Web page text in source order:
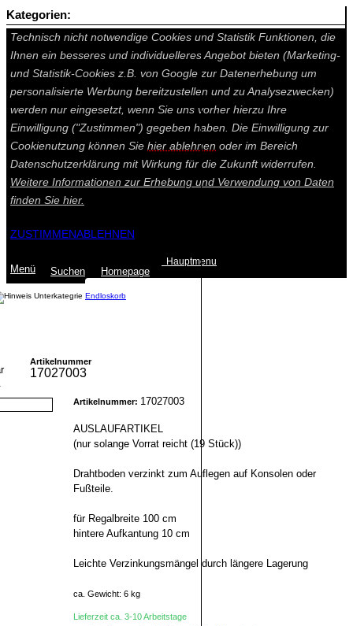
Auf dieser Seite werden technisch notwendige Cookies gesetzt.
Technisch nicht notwendige Cookies und Statistik Funktionen, die
Ihnen ein besseres und individuelleres Angebot bieten (Marketing-
und Statistik-Cookies z.B. von Google zur Datenerhebung um
personalisierte Werbung bereitzustellen und zu Analysezwecken)
werden nur eingesetzt, wenn Sie uns vorher hierzu Ihre
Einwilligung ("Zustimmen") gegeben haben. Die Einwilligung zur
Cookienutzung können Sie hier ablehnen oder im Bereich
Datenschutzerklärung mit Wirkung für die Zukunft widerrufen.
Weitere Informationen zur Erhebung und Verwendung von Daten
finden Sie hier.
ZUSTIMMENABLEHNEN
Menü Suchen Homepage
Hauptmenu
Endloskorb
Artikelnummer
17027003
Artikelnummer: 17027003
AUSLAUFARTIKEL
(nur solange Vorrat reicht (19 Stück))
Drahtboden verzinkt zum Auflegen auf Konsolen oder
Fußteile.
für Regalbreite 100 cm
hintere Aufkantung 10 cm
Leichte Verzinkungsmängel durch längere Lagerung
ca. Gewicht: 6 kg
Lieferzeit ca. 3-10 Arbeitstage
Kategorien: